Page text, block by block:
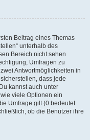
Beitrag eines Themas
unterhalb des
Bereich nicht sehen
Umfragen zu
Antwortmöglichkeiten in
dass jede
kannst auch unter
viele Optionen ein
Umfrage gilt (0 bedeutet
ob die Benutzer ihre